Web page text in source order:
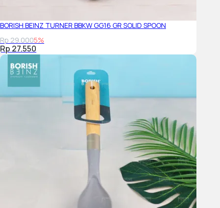
BORISH BEINZ TURNER BBKW GG16 GR SOLID SPOON
Rp 29.0005%
Rp 27.550